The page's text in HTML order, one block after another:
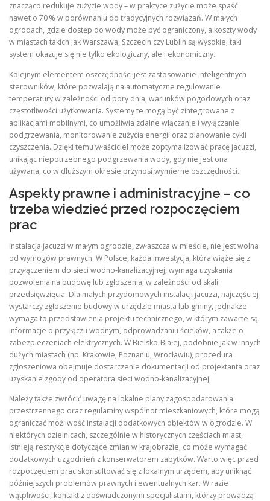
znacząco redukuje zużycie wody – w praktyce zużycie może spaść
nawet o 70 % w porównaniu do tradycyjnych rozwiązań. W małych
ogrodach, gdzie dostęp do wody może być ograniczony, a koszty wody
w miastach takich jak Warszawa, Szczecin czy Lublin są wysokie, taki
system okazuje się nie tylko ekologiczny, ale i ekonomiczny.
Kolejnym elementem oszczędności jest zastosowanie inteligentnych
sterowników, które pozwalają na automatyczne regulowanie
temperatury w zależności od pory dnia, warunków pogodowych oraz
częstotliwości użytkowania. Systemy te mogą być zintegrowane z
aplikacjami mobilnymi, co umożliwia zdalne włączanie i wyłączanie
podgrzewania, monitorowanie zużycia energii oraz planowanie cykli
czyszczenia. Dzięki temu właściciel może zoptymalizować pracę jacuzzi,
unikając niepotrzebnego podgrzewania wody, gdy nie jest ona
używana, co w dłuższym okresie przynosi wymierne oszczędności.
Aspekty prawne i administracyjne – co
trzeba wiedzieć przed rozpoczęciem
prac
Instalacja jacuzzi w małym ogrodzie, zwłaszcza w mieście, nie jest wolna
od wymogów prawnych. W Polsce, każda inwestycja, która wiąże się z
przyłączeniem do sieci wodno‑kanalizacyjnej, wymaga uzyskania
pozwolenia na budowę lub zgłoszenia, w zależności od skali
przedsięwzięcia. Dla małych przydomowych instalacji jacuzzi, najczęściej
wystarczy zgłoszenie budowy w urzędzie miasta lub gminy, jednakże
wymaga to przedstawienia projektu technicznego, w którym zawarte są
informacje o przyłączu wodnym, odprowadzaniu ścieków, a także o
zabezpieczeniach elektrycznych. W Bielsko‑Białej, podobnie jak w innych
dużych miastach (np. Krakowie, Poznaniu, Wrocławiu), procedura
zgłoszeniowa obejmuje dostarczenie dokumentacji od projektanta oraz
uzyskanie zgody od operatora sieci wodno‑kanalizacyjnej.
Należy także zwrócić uwagę na lokalne plany zagospodarowania
przestrzennego oraz regulaminy wspólnot mieszkaniowych, które mogą
ograniczać możliwość instalacji dodatkowych obiektów w ogrodzie. W
niektórych dzielnicach, szczególnie w historycznych częściach miast,
istnieją restrykcje dotyczące zmian w krajobrazie, co może wymagać
dodatkowych uzgodnień z konserwatorem zabytków. Warto więc przed
rozpoczęciem prac skonsultować się z lokalnym urzędem, aby uniknąć
późniejszych problemów prawnych i ewentualnych kar. W razie
wątpliwości, kontakt z doświadczonymi specjalistami, którzy prowadzą